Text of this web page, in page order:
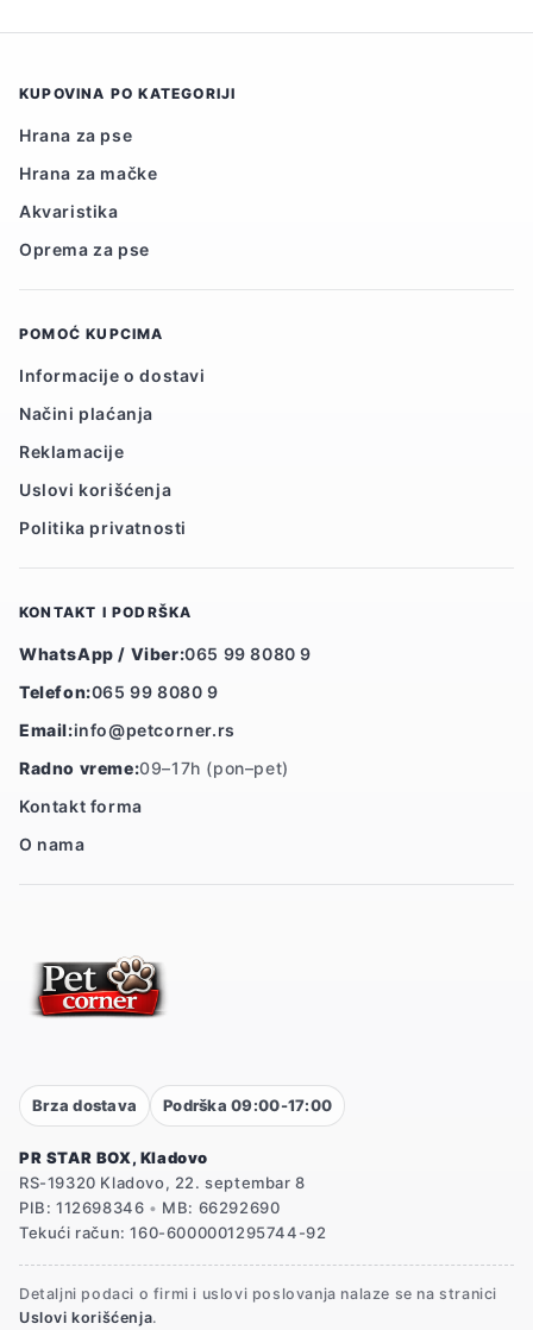
KUPOVINA PO KATEGORIJI
Hrana za pse
Hrana za mačke
Akvaristika
Oprema za pse
POMOĆ KUPCIMA
Informacije o dostavi
Načini plaćanja
Reklamacije
Uslovi korišćenja
Politika privatnosti
KONTAKT I PODRŠKA
WhatsApp / Viber:065 99 8080 9
Telefon:065 99 8080 9
Email:info@petcorner.rs
Radno vreme:09–17h (pon–pet)
Kontakt forma
O nama
Brza dostava Podrška 09:00-17:00
PR STAR BOX, Kladovo
RS-19320 Kladovo, 22. septembar 8
PIB: 112698346 • MB: 66292690
Tekući račun: 160-6000001295744-92
Detaljni podaci o firmi i uslovi poslovanja nalaze se na stranici
Uslovi korišćenja.